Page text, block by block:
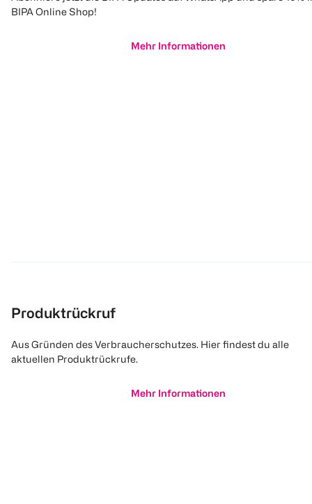
BIPA Online Shop!
Mehr Informationen
Produktrückruf
Aus Gründen des Verbraucherschutzes. Hier findest du alle
aktuellen Produktrückrufe.
Mehr Informationen